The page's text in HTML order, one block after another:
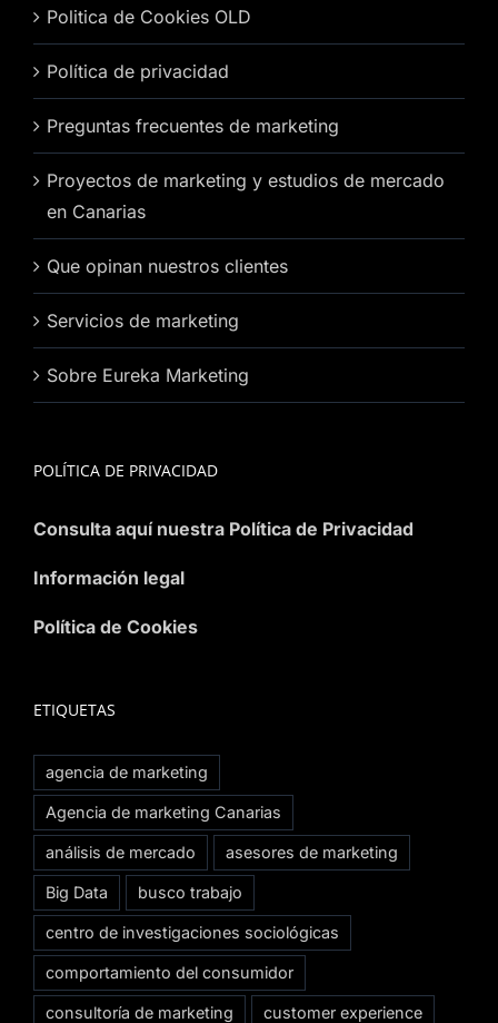
Politica de Cookies OLD
Política de privacidad
Preguntas frecuentes de marketing
Proyectos de marketing y estudios de mercado
en Canarias
Que opinan nuestros clientes
Servicios de marketing
Sobre Eureka Marketing
POLÍTICA DE PRIVACIDAD
Consulta aquí nuestra Política de Privacidad
Información legal
Política de Cookies
ETIQUETAS
agencia de marketing
Agencia de marketing Canarias
análisis de mercado asesores de marketing
Big Data busco trabajo
centro de investigaciones sociológicas
comportamiento del consumidor
consultoría de marketing customer experience